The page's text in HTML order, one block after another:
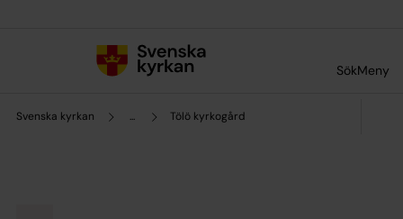
SökMeny
Svenska kyrkan ... Tölö kyrkogård